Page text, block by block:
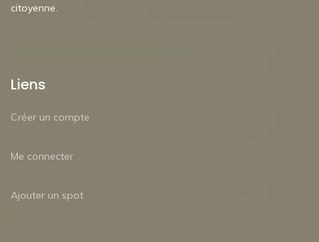
citoyenne.
Liens
Créer un compte
Me connecter
Ajouter un spot